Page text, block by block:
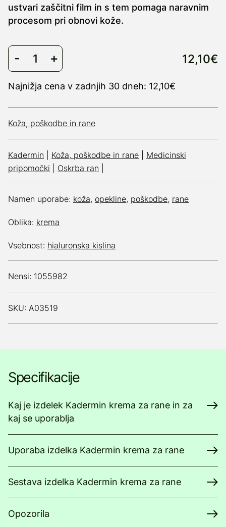
ustvari zaščitni film in s tem pomaga naravnim
procesom pri obnovi kože.
12,10€
Najnižja cena v zadnjih 30 dneh: 12,10€
Koža, poškodbe in rane
Kadermin Koža, poškodbe in rane
Medicinski
pripomočki
Oskrba ran
Namen uporabe: koža, opekline, poškodbe, rane
Oblika: krema
Vsebnost: hialuronska kislina
Nensi: 1055982
SKU: A03519
Specifikacije
Kaj je izdelek Kadermin krema za rane in za
kaj se uporablja
Uporaba izdelka Kadermin krema za rane
Sestava izdelka Kadermin krema za rane
Opozorila